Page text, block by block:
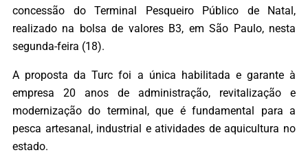
concessão do Terminal Pesqueiro Público de Natal,
realizado na bolsa de valores B3, em São Paulo, nesta
segunda-feira (18).
A proposta da Turc foi a única habilitada e garante à
empresa 20 anos de administração, revitalização e
modernização do terminal, que é fundamental para a
pesca artesanal, industrial e atividades de aquicultura no
estado.